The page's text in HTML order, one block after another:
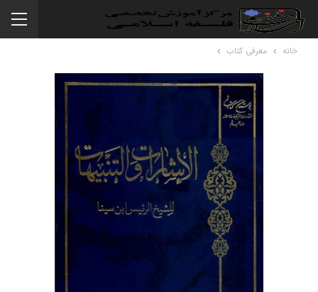
خانه معرفی کتاب